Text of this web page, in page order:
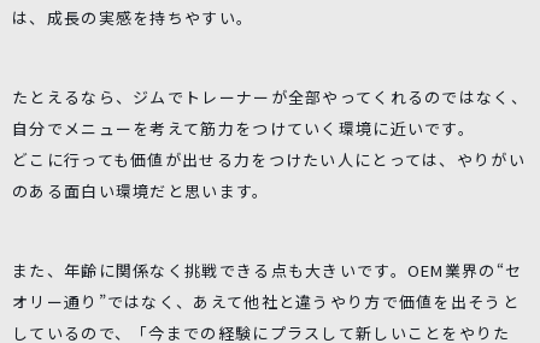
は、成長の実感を持ちやすい。
たとえるなら、ジムでトレーナーが全部やってくれるのではなく、
自分でメニューを考えて筋力をつけていく環境に近いです。
どこに行っても価値が出せる力をつけたい人にとっては、やりがい
のある面白い環境だと思います。
また、年齢に関係なく挑戦できる点も大きいです。OEM業界の“セ
オリー通り”ではなく、あえて他社と違うやり方で価値を出そうと
しているので、「今までの経験にプラスして新しいことをやりた